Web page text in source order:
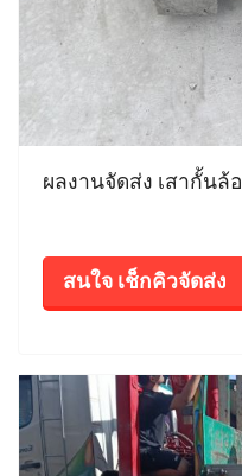
ผลงานจัดส่ง เสากั้นล้อ
สนใจ เช็กคิวจัดส่ง